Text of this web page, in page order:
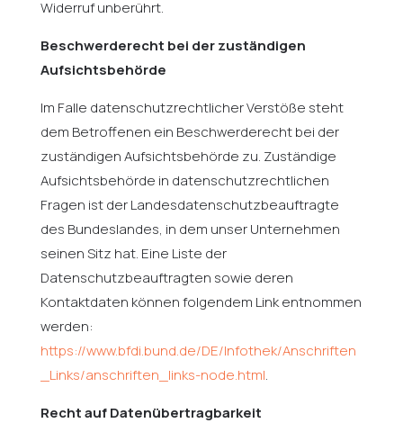
Widerruf unberührt.
Beschwerderecht bei der zuständigen
Aufsichtsbehörde
Im Falle datenschutzrechtlicher Verstöße steht
dem Betroffenen ein Beschwerderecht bei der
zuständigen Aufsichtsbehörde zu. Zuständige
Aufsichtsbehörde in datenschutzrechtlichen
Fragen ist der Landesdatenschutzbeauftragte
des Bundeslandes, in dem unser Unternehmen
seinen Sitz hat. Eine Liste der
Datenschutzbeauftragten sowie deren
Kontaktdaten können folgendem Link entnommen
werden:
https://www.bfdi.bund.de/DE/Infothek/Anschriften
_Links/anschriften_links-node.html.
Recht auf Datenübertragbarkeit